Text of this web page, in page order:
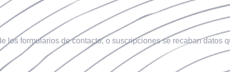
formularios de contacto, o suscripciones se recaban datos